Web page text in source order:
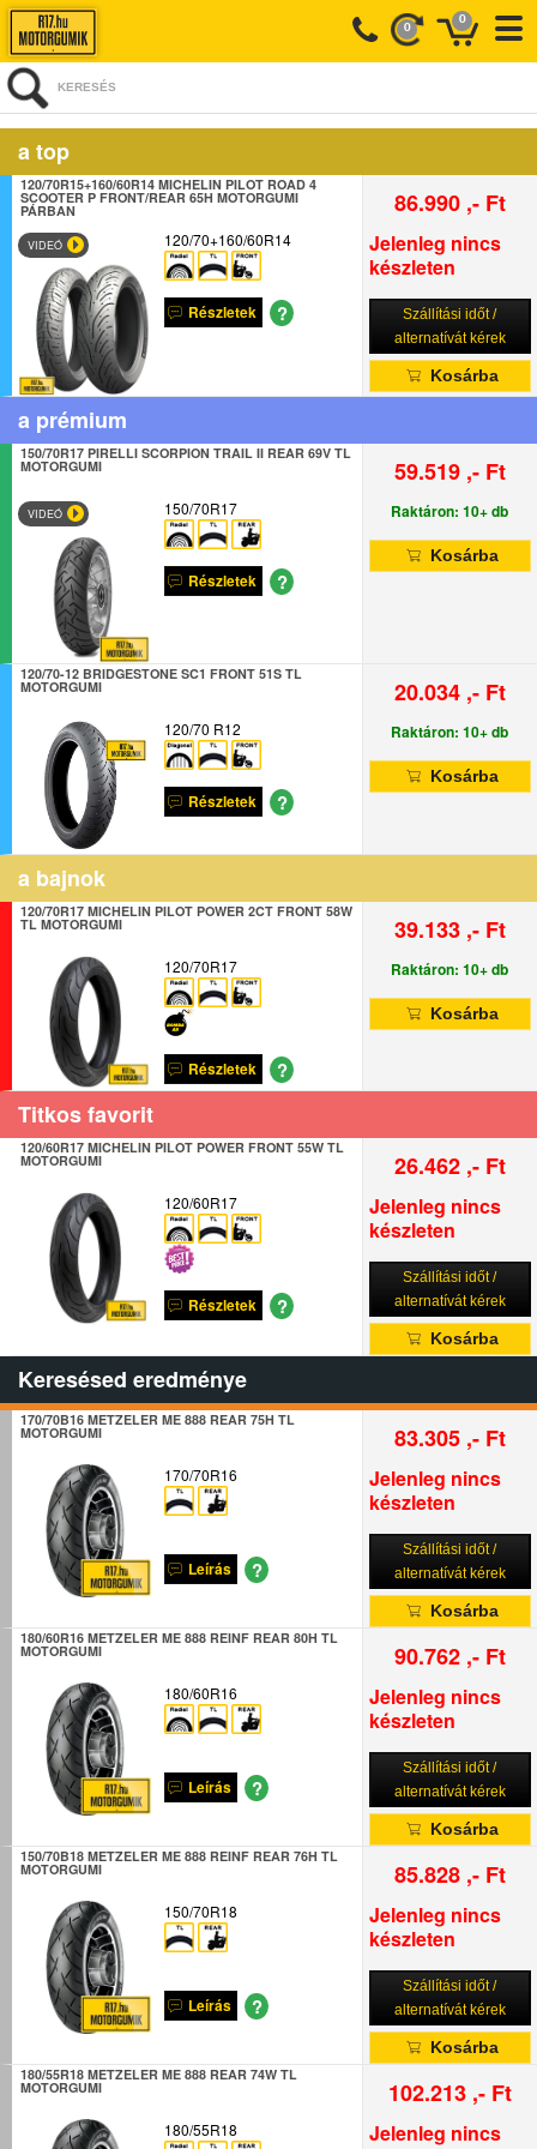
0
0
KERESÉS
a top
120/70R15+160/60R14 MICHELIN PILOT ROAD 4
SCOOTER P FRONT/REAR 65H MOTORGUMI
PÁRBAN
VIDEÓ 120/70+160/60R14
Részletek ?
86.990 ,- Ft
Jelenleg nincs
készleten
Szállítási időt /
alternatívát kérek
Kosárba
a prémium
150/70R17 PIRELLI SCORPION TRAIL II REAR 69V TL
MOTORGUMI
VIDEÓ 150/70R17
Részletek ?
59.519 ,- Ft
Raktáron: 10+ db
Kosárba
120/70-12 BRIDGESTONE SC1 FRONT 51S TL
MOTORGUMI
120/70 R12
Részletek ?
20.034 ,- Ft
Raktáron: 10+ db
Kosárba
a bajnok
120/70R17 MICHELIN PILOT POWER 2CT FRONT 58W
TL MOTORGUMI
120/70R17
Részletek ?
39.133 ,- Ft
Raktáron: 10+ db
Kosárba
Titkos favorit
120/60R17 MICHELIN PILOT POWER FRONT 55W TL
MOTORGUMI
120/60R17
Részletek ?
26.462 ,- Ft
Jelenleg nincs
készleten
Szállítási időt /
alternatívát kérek
Kosárba
Keresésed eredménye
170/70B16 METZELER ME 888 REAR 75H TL
MOTORGUMI
170/70R16
Leírás ?
83.305 ,- Ft
Jelenleg nincs
készleten
Szállítási időt /
alternatívát kérek
Kosárba
180/60R16 METZELER ME 888 REINF REAR 80H TL
MOTORGUMI
180/60R16
Leírás ?
90.762 ,- Ft
Jelenleg nincs
készleten
Szállítási időt /
alternatívát kérek
Kosárba
150/70B18 METZELER ME 888 REINF REAR 76H TL
MOTORGUMI
150/70R18
Leírás ?
85.828 ,- Ft
Jelenleg nincs
készleten
Szállítási időt /
alternatívát kérek
Kosárba
180/55R18 METZELER ME 888 REAR 74W TL
MOTORGUMI
180/55R18
102.213 ,- Ft
Jelenleg nincs